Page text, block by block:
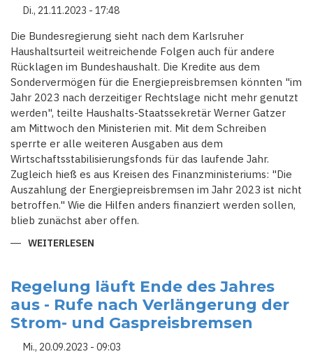
Di., 21.11.2023 - 17:48
Die Bundesregierung sieht nach dem Karlsruher
Haushaltsurteil weitreichende Folgen auch für andere
Rücklagen im Bundeshaushalt. Die Kredite aus dem
Sondervermögen für die Energiepreisbremsen könnten "im
Jahr 2023 nach derzeitiger Rechtslage nicht mehr genutzt
werden", teilte Haushalts-Staatssekretär Werner Gatzer
am Mittwoch den Ministerien mit. Mit dem Schreiben
sperrte er alle weiteren Ausgaben aus dem
Wirtschaftsstabilisierungsfonds für das laufende Jahr.
Zugleich hieß es aus Kreisen des Finanzministeriums: "Die
Auszahlung der Energiepreisbremsen im Jahr 2023 ist nicht
betroffen." Wie die Hilfen anders finanziert werden sollen,
blieb zunächst aber offen.
WEITERLESEN
DIE
FOLGEN
DER
HAUSHALTSSPERRE
BETRIFFT
AUCH
ENERGIEPREISBREMSEN
Regelung läuft Ende des Jahres
aus - Rufe nach Verlängerung der
Strom- und Gaspreisbremsen
Mi., 20.09.2023 - 09:03